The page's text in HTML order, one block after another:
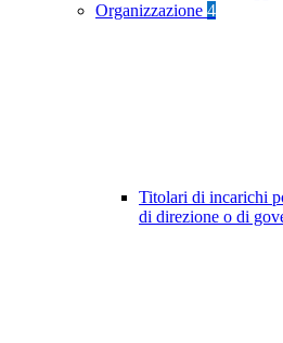
Organizzazione 4
Titolari di incarichi
di direzione o di